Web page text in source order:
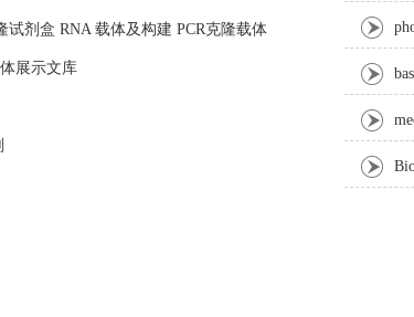
试剂盒 RNA 载体及构建 PCR克隆载体
展示文库
60-60ML
剂
5mg，
121，